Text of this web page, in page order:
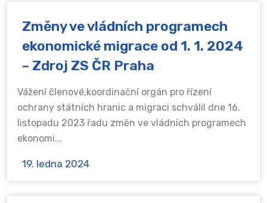
Změny ve vládních programech
ekonomické migrace od 1. 1. 2024
– Zdroj ZS ČR Praha
Vážení členové,koordinační orgán pro řízení
ochrany státních hranic a migraci schválil dne 16.
listopadu 2023 řadu změn ve vládních programech
ekonomi...
19. ledna 2024